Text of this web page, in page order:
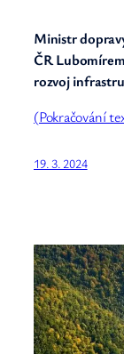
Ministr
ČR
rozvoj
(Pokračování
19. 3. 2024